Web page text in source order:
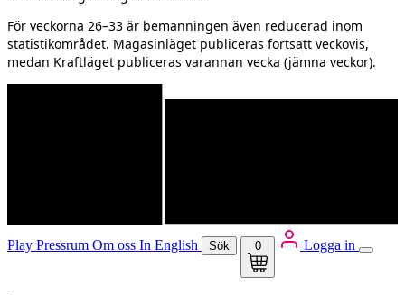
För veckorna 26–33 är bemanningen även reducerad inom
statistikområdet. Magasinläget publiceras fortsatt veckovis,
medan Kraftläget publiceras varannan vecka (jämna veckor).
Play Pressrum Om oss In English Sök 0 Logga in